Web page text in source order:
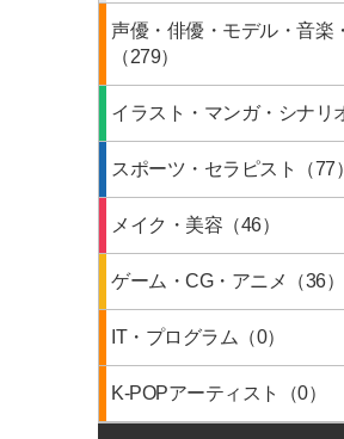
声優・俳優・モデル・音楽
（279）
イラスト・マンガ・シナリ
スポーツ・セラピスト（77）
メイク・美容（46）
ゲーム・CG・アニメ（36）
IT・プログラム（0）
K-POPアーティスト（0）